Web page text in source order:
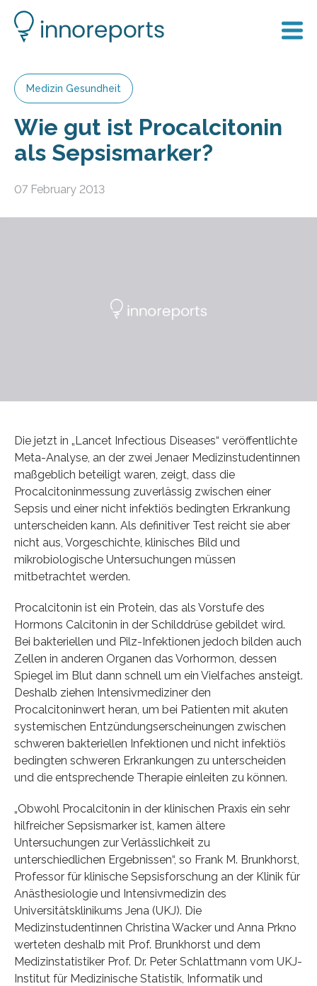
Medizin Gesundheit
Wie gut ist Procalcitonin
als Sepsismarker?
07 February 2013
Die jetzt in „Lancet Infectious Diseases“ veröffentlichte
Meta-Analyse, an der zwei Jenaer Medizinstudentinnen
maßgeblich beteiligt waren, zeigt, dass die
Procalcitoninmessung zuverlässig zwischen einer
Sepsis und einer nicht infektiös bedingten Erkrankung
unterscheiden kann. Als definitiver Test reicht sie aber
nicht aus, Vorgeschichte, klinisches Bild und
mikrobiologische Untersuchungen müssen
mitbetrachtet werden.
Procalcitonin ist ein Protein, das als Vorstufe des
Hormons Calcitonin in der Schilddrüse gebildet wird.
Bei bakteriellen und Pilz-Infektionen jedoch bilden auch
Zellen in anderen Organen das Vorhormon, dessen
Spiegel im Blut dann schnell um ein Vielfaches ansteigt.
Deshalb ziehen Intensivmediziner den
Procalcitoninwert heran, um bei Patienten mit akuten
systemischen Entzündungserscheinungen zwischen
schweren bakteriellen Infektionen und nicht infektiös
bedingten schweren Erkrankungen zu unterscheiden
und die entsprechende Therapie einleiten zu können.
„Obwohl Procalcitonin in der klinischen Praxis ein sehr
hilfreicher Sepsismarker ist, kamen ältere
Untersuchungen zur Verlässlichkeit zu
unterschiedlichen Ergebnissen“, so Frank M. Brunkhorst,
Professor für klinische Sepsisforschung an der Klinik für
Anästhesiologie und Intensivmedizin des
Universitätsklinikums Jena (UKJ). Die
Medizinstudentinnen Christina Wacker und Anna Prkno
werteten deshalb mit Prof. Brunkhorst und dem
Medizinstatistiker Prof. Dr. Peter Schlattmann vom UKJ-
Institut für Medizinische Statistik, Informatik und